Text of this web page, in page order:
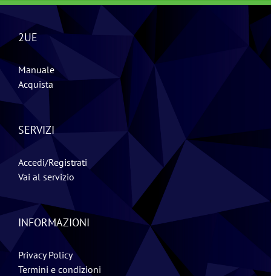
2UE
Manuale
Acquista
SERVIZI
Accedi/Registrati
Vai al servizio
INFORMAZIONI
Privacy Policy
Termini e condizioni